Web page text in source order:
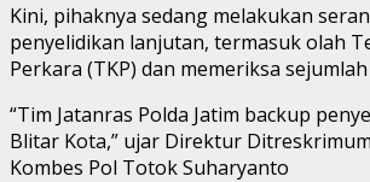
Kini, pihaknya sedang melakukan
penyelidikan lanjutan, termasuk olah
Perkara (TKP) dan memeriksa sejumlah
“Tim Jatanras Polda Jatim backup
Blitar Kota,” ujar Direktur
Kombes Pol Totok Suharyanto